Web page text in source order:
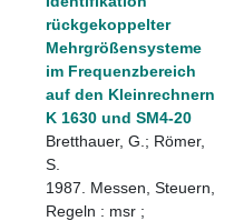
rückgekoppelter
Mehrgrößensysteme
im Frequenzbereich
auf den Kleinrechnern
K 1630 und SM4-20
Bretthauer, G.; Römer,
S.
1987. Messen, Steuern,
Regeln : msr ;